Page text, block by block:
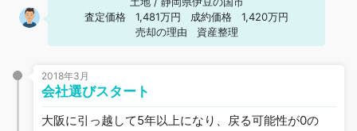
査定価格
1,481万円 成約価格
1,420万円
売却の理由
資産整理
2018年3月
会社選びスタート
大阪に引っ越して5年以上になり、戻る可能性が0の